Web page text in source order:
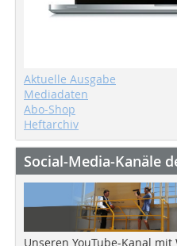
Aktuelle Ausgabe
Mediadaten
Abo-Shop
Heftarchiv
Social-Media-Kanäle
Unseren YouTube-Kanal mit